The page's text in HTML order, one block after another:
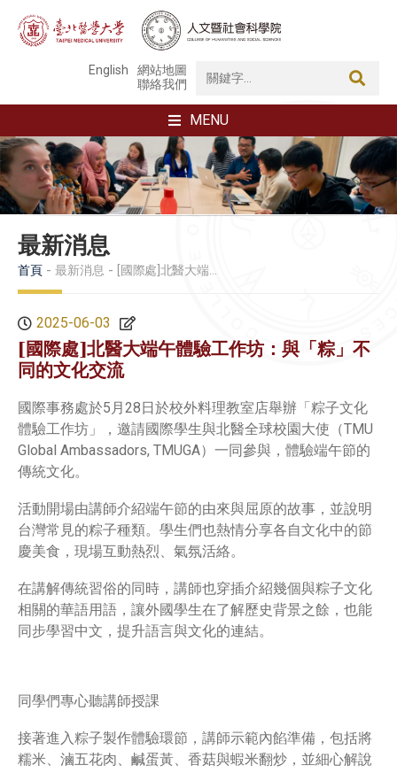
English
網站地圖
聯絡我們
MENU
最新消息
首頁 最新消息 [國際處]北醫大端午體驗工作坊：與「粽」不同的文化交流
2025-06-03
[國際處]北醫大端午體驗工作坊：與「粽」不
同的文化交流
國際事務處於5月28日於校外料理教室店舉辦「粽子文化
體驗工作坊」，邀請國際學生與北醫全球校園大使（TMU
Global Ambassadors, TMUGA）一同參與，體驗端午節的
傳統文化。
活動開場由講師介紹端午節的由來與屈原的故事，並說明
台灣常見的粽子種類。學生們也熱情分享各自文化中的節
慶美食，現場互動熱烈、氣氛活絡。
在講解傳統習俗的同時，講師也穿插介紹幾個與粽子文化
相關的華語用語，讓外國學生在了解歷史背景之餘，也能
同步學習中文，提升語言與文化的連結。
同學們專心聽講師授課
接著進入粽子製作體驗環節，講師示範內餡準備，包括將
糯米、滷五花肉、鹹蛋黃、香菇與蝦米翻炒，並細心解說